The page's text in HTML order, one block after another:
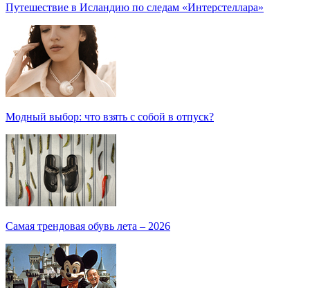
Путешествие в Исландию по следам «Интерстеллара»
Модный выбор: что взять с собой в отпуск?
Самая трендовая обувь лета – 2026